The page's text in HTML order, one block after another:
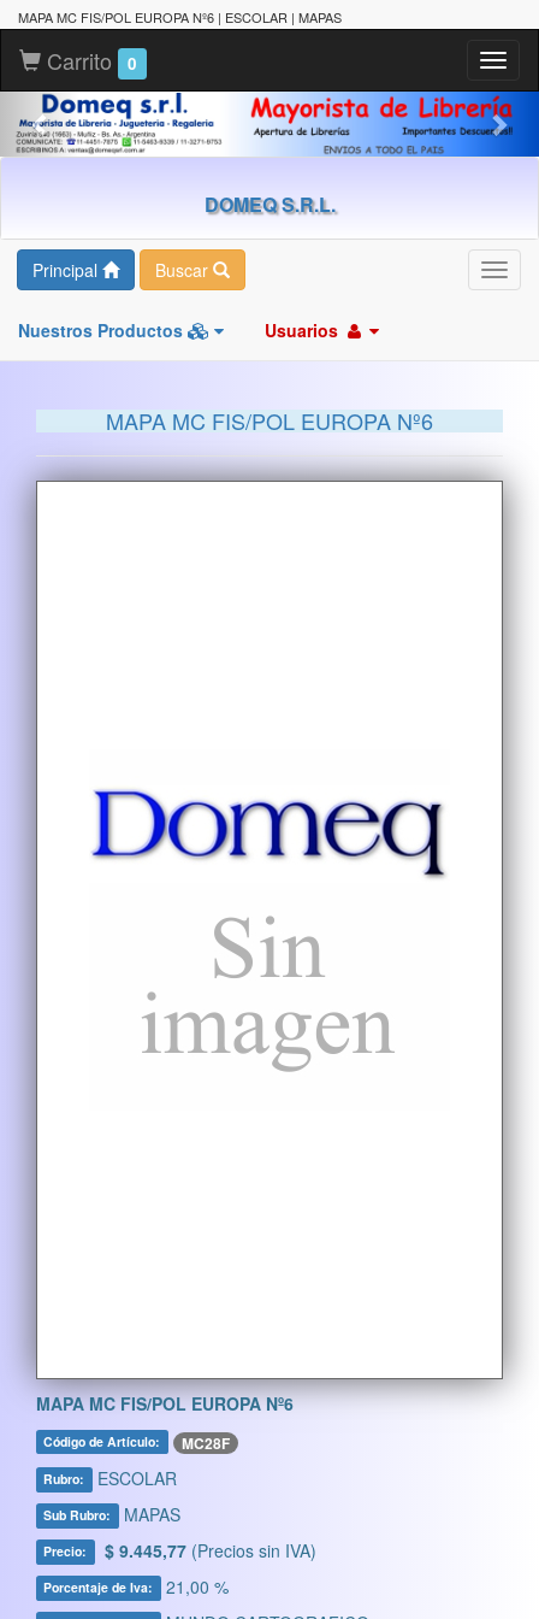
MAPA MC FIS/POL EUROPA Nº6 | ESCOLAR | MAPAS
Carrito 0
DOMEQ S.R.L.
Principal Buscar
Nuestros Productos Usuarios
MAPA MC FIS/POL EUROPA Nº6
MAPA MC FIS/POL EUROPA Nº6
Código de Artículo: MC28F
Rubro: ESCOLAR
Sub Rubro: MAPAS
Precio: $ 9.445,77 (Precios sin IVA)
Porcentaje de Iva: 21,00 %